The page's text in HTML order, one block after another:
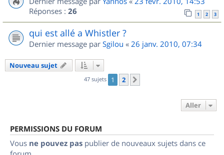
Réponses : 26 1 2 3
qui est allé a Whistler ?
Dernier message par Sgilou « 26 janv. 2010, 07:34
Nouveau sujet
47 sujets 1 2
Aller
PERMISSIONS DU FORUM
Vous ne pouvez pas publier de nouveaux sujets dans ce